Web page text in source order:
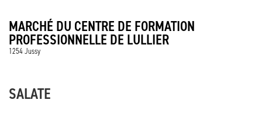
MARCHÉ DU CENTRE DE FORMATION
PROFESSIONNELLE DE LULLIER
1254 Jussy
SALATE